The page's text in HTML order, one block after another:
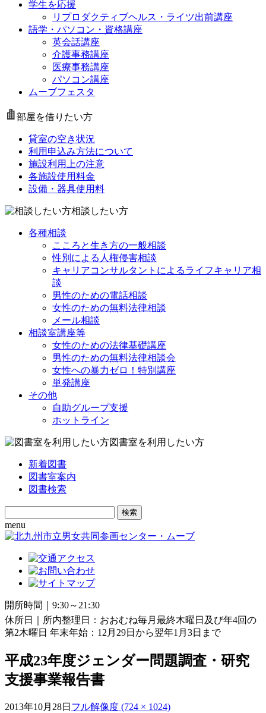
学生を応援
リプロダクティブヘルス・ライツ出前講座
語学・パソコン・資格講座
英会話講座
介護事務講座
医療事務講座
パソコン講座
ムーブフェスタ
部屋を借りたい方
貸室の空き状況
利用申込み方法について
施設利用上の注意
各施設使用料金
設備・器具使用料
相談したい方
各種相談
こころと生き方の一般相談
性別による人権侵害相談
キャリアコンサルタントによるライフキャリア相
談
男性のための電話相談
女性のための無料法律相談
メール相談
相談室講座等
女性のための法律基礎講座
男性のための無料法律相談会
女性への暴力ゼロ！特別講座
単発講座
その他
自助グループ支援
ホットライン
図書室を利用したい方
新着図書
図書室案内
図書検索
Search
for:
menu
開所時間｜9:30～21:30
休所日｜所内整理日：おおむね毎月最終木曜日及び年4回の
第2木曜日 年末年始：12月29日から翌年1月3日まで
平成23年度ジェンダー問題調査・研究
支援事業報告書
2013年10月28日 フル解像度 (724 × 1024)